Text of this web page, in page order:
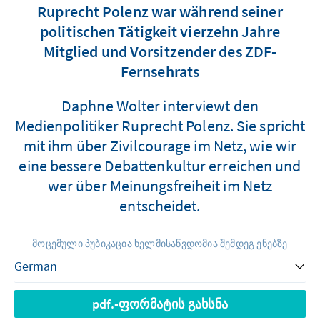
Ruprecht Polenz war während seiner
politischen Tätigkeit vierzehn Jahre
Mitglied und Vorsitzender des ZDF-
Fernsehrats
Daphne Wolter interviewt den
Medienpolitiker Ruprecht Polenz. Sie spricht
mit ihm über Zivilcourage im Netz, wie wir
eine bessere Debattenkultur erreichen und
wer über Meinungsfreiheit im Netz
entscheidet.
მოცემული პუბიკაცია ხელმისაწვდომია შემდეგ ენებზე
pdf.-ფორმატის გახსნა